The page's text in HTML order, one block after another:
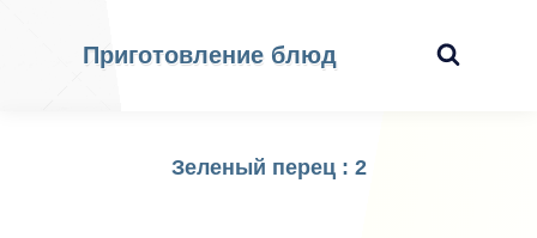
Приготовление блюд
Зеленый перец : 2